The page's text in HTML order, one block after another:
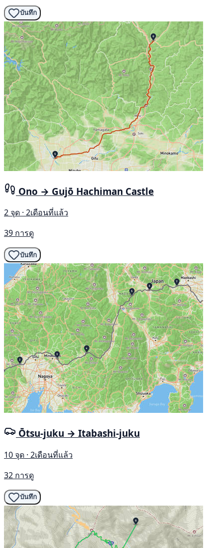
บันทึก
Ono → Gujō Hachiman Castle
2 จุด · 2เดือนที่แล้ว
39 การดู
บันทึก
Ōtsu-juku → Itabashi-juku
10 จุด · 2เดือนที่แล้ว
32 การดู
บันทึก